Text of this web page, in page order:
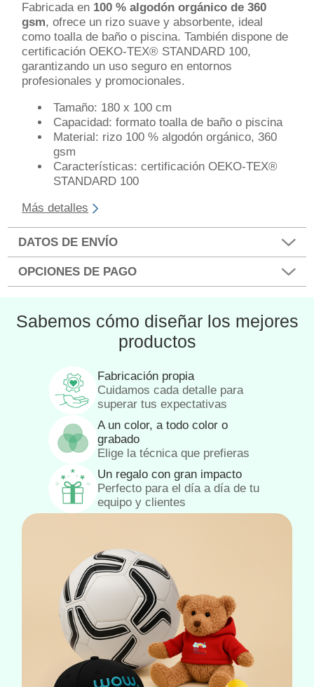
Fabricada en 100 % algodón orgánico de 360
gsm, ofrece un rizo suave y absorbente, ideal
como toalla de baño o piscina. También dispone de
certificación OEKO-TEX® STANDARD 100,
garantizando un uso seguro en entornos
profesionales y promocionales.
Tamaño: 180 x 100 cm
Capacidad: formato toalla de baño o piscina
Material: rizo 100 % algodón orgánico, 360
gsm
Características: certificación OEKO-TEX®
STANDARD 100
Más detalles
DATOS DE ENVÍO
OPCIONES DE PAGO
Sabemos cómo diseñar los mejores
productos
Fabricación propia
Cuidamos cada detalle para
superar tus expectativas
A un color, a todo color o
grabado
Elige la técnica que prefieras
Un regalo con gran impacto
Perfecto para el día a día de tu
equipo y clientes